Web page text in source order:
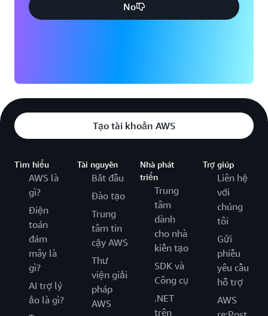
No
Tạo tài khoản AWS
Tìm hiểu
AWS là
gì?
Điện
toán
đám
mây là
gì?
AI trợ lý
ảo là gì?
Tài nguyên
Bắt đầu
Đào tạo
Trung
tâm tin
cậy AWS
Thư
viện giải
pháp
AWS
Nhà phát
triển
Trung
tâm
dành
cho nhà
kiến tạo
SDK và
Công cụ
.NET
trên
Trợ giúp
Liên hệ
với
chúng
tôi
Gửi
phiếu
yêu cầu
hỗ trợ
AWS